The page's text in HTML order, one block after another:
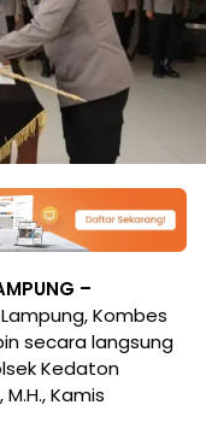
–
Kombes
secara langsung
Kedaton
Kamis